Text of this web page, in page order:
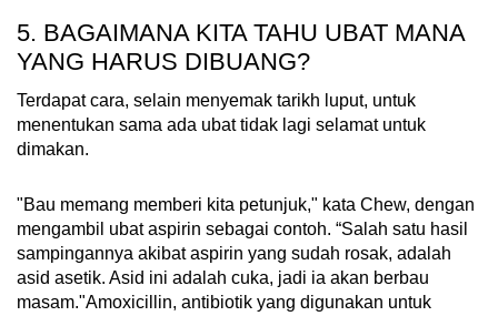
5. BAGAIMANA KITA TAHU UBAT MANA
YANG HARUS DIBUANG?
Terdapat cara, selain menyemak tarikh luput, untuk
menentukan sama ada ubat tidak lagi selamat untuk
dimakan.
"Bau memang memberi kita petunjuk," kata Chew, dengan
mengambil ubat aspirin sebagai contoh. “Salah satu hasil
sampingannya akibat aspirin yang sudah rosak, adalah
asid asetik. Asid ini adalah cuka, jadi ia akan berbau
masam."Amoxicillin, antibiotik yang digunakan untuk